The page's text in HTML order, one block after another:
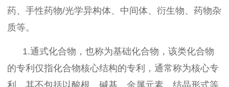
药、手性药物/光学异构体、中间体、衍生物、药物杂
质等。
1.通式化合物，也称为基础化合物，该类化合物
的专利仅指化合物核心结构的专利，通常称为核心专
利，其不包括以酸根、碱基、金属元素、结晶形式等